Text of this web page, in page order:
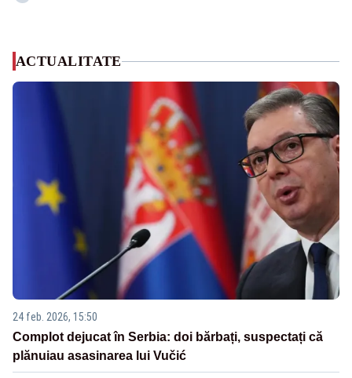
ACTUALITATE
24 feb. 2026, 15:50
Complot dejucat în Serbia: doi bărbați, suspectați că
plănuiau asasinarea lui Vučić